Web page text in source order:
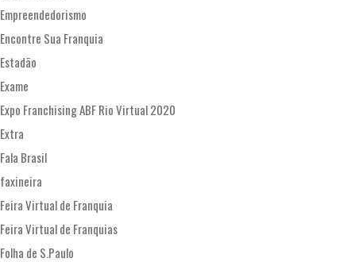
Empreendedorismo
Encontre Sua Franquia
Estadão
Exame
Expo Franchising ABF Rio Virtual 2020
Extra
Fala Brasil
faxineira
Feira Virtual de Franquia
Feira Virtual de Franquias
Folha de S.Paulo